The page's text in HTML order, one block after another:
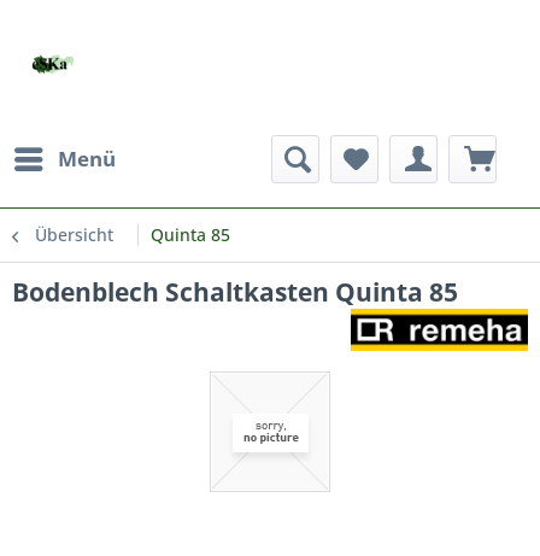
Menü
Übersicht Quinta 85
Bodenblech Schaltkasten Quinta 85